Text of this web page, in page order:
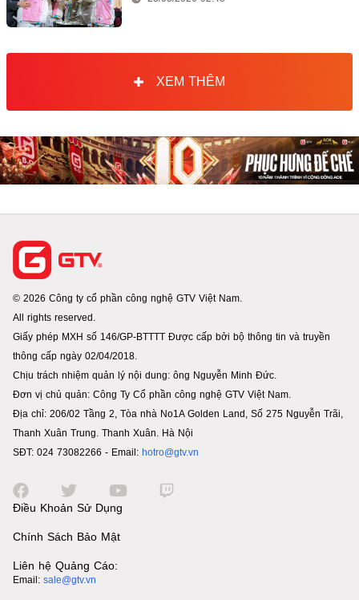
XEM THÊM
© 2026 Công ty cổ phần công nghệ GTV Việt Nam.
All rights reserved.
Giấy phép MXH số 146/GP-BTTTT Được cấp bởi bộ thông tin và truyền
thông cấp ngày 02/04/2018.
Chịu trách nhiệm quản lý nội dung: ông Nguyễn Minh Đức.
Đơn vị chủ quản: Công Ty Cổ phần công nghệ GTV Việt Nam.
Địa chỉ: 206/02 Tầng 2, Tòa nhà No1A Golden Land, Số 275 Nguyễn Trãi,
Thanh Xuân Trung. Thanh Xuân. Hà Nội
SĐT: 024 73082266 - Email: hotro@gtv.vn
Điều Khoản Sử Dụng
Chính Sách Bảo Mật
Liên hệ Quảng Cáo:
Email: sale@gtv.vn